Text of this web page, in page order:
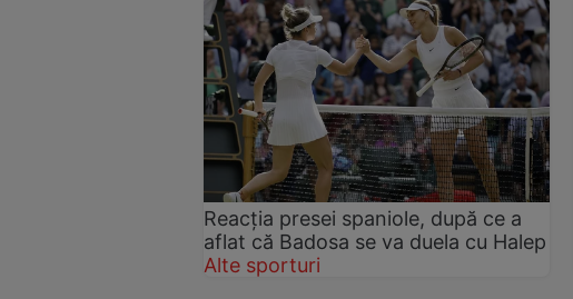
Reacția presei spaniole, după ce a
aflat că Badosa se va duela cu Halep
Alte sporturi